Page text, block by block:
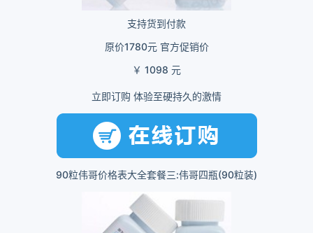
支持货到付款
原价1780元 官方促销价
￥ 1098 元
立即订购 体验至硬持久的激情
90粒伟哥价格表大全套餐三:伟哥四瓶(90粒装)